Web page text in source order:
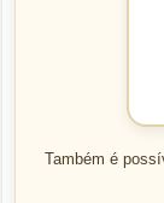
Também é